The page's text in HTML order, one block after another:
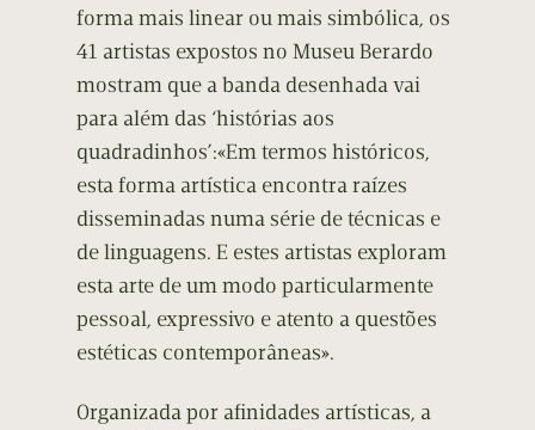
forma mais linear ou mais simbólica, os
41 artistas expostos no Museu Berardo
mostram que a banda desenhada vai
para além das ‘histórias aos
quadradinhos’:«Em termos históricos,
esta forma artística encontra raízes
disseminadas numa série de técnicas e
de linguagens. E estes artistas exploram
esta arte de um modo particularmente
pessoal, expressivo e atento a questões
estéticas contemporâneas».
Organizada por afinidades artísticas, a